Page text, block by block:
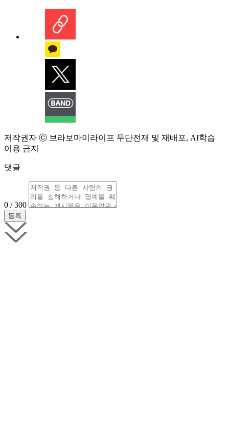
저작권자 ⓒ 브라보마이라이프 무단전재 및 재배포, AI학습
이용 금지
댓글
0 / 300